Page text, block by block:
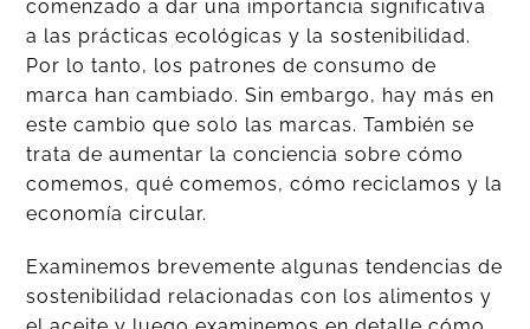
comenzado a dar una importancia significativa
a las prácticas ecológicas y la sostenibilidad.
Por lo tanto, los patrones de consumo de
marca han cambiado. Sin embargo, hay más en
este cambio que solo las marcas. También se
trata de aumentar la conciencia sobre cómo
comemos, qué comemos, cómo reciclamos y la
economía circular.
Examinemos brevemente algunas tendencias de
sostenibilidad relacionadas con los alimentos y